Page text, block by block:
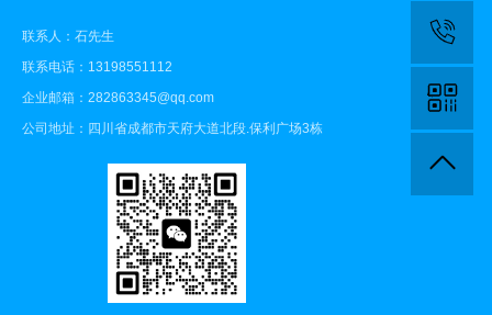
联系人：石先生
联系电话：13198551112
企业邮箱：282863345@qq.com
公司地址：四川省成都市天府大道北段.保利广场3栋